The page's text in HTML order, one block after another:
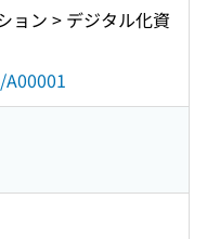
ョン > デジタル化資